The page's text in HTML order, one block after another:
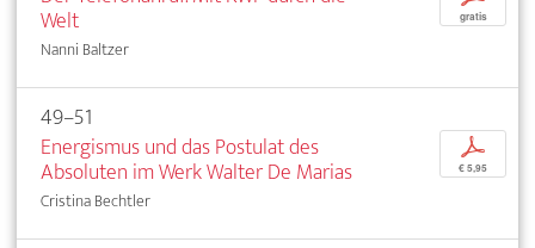
Welt
Nanni Baltzer
gratis
49–51
Energismus und das Postulat des
Absoluten im Werk Walter De Marias
Cristina Bechtler
p
€ 5,95